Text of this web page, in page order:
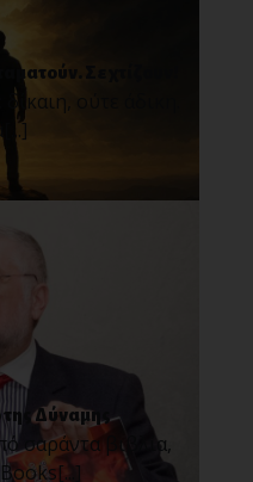
Σε χτίζουν!
ούτε άδικη.
Δύναμης
σαράντα βιβλία,